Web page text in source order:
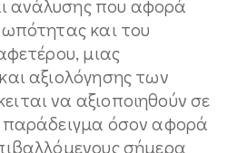
ανάλυσης που αφορά
και του
μιας
αξιολόγησης των
να αξιοποιηθούν σε
παράδειγμα όσον αφορά
σήμερα